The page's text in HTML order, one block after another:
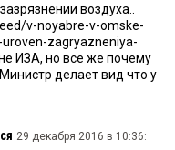
воздуха..
v-noyabre-v-omske-
zagryazneniya-
ИЗА, но все же почему
делает вид что у
29 декабря 2016 в 10:36: